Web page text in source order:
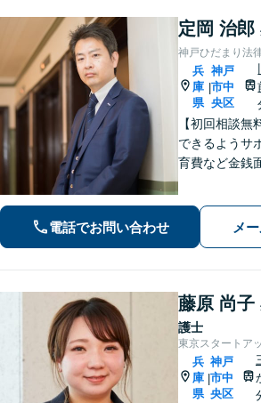
定岡 治郎
神戸ひだまり法
兵
庫
県
|
神戸
市中
央区
【初回相談
できるようサ
育費など金銭
持ちを大切に
【Web相談可
電話でお問い合わせ メ
藤原 尚子
護士
東京スタートア
兵
庫
県
|
神戸
市中
央区